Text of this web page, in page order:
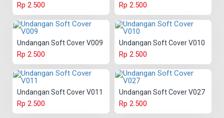
Rp 2.500 Rp 2.500
Undangan Soft Cover V009
Rp 2.500
Undangan Soft Cover V010
Rp 2.500
Undangan Soft Cover V011
Rp 2.500
Undangan Soft Cover V027
Rp 2.500